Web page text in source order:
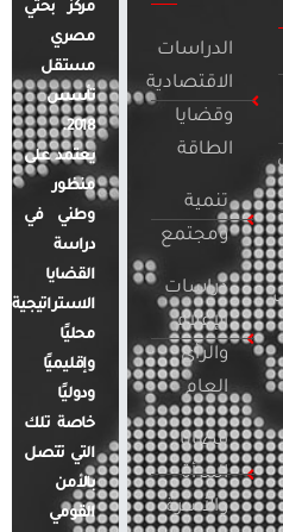
الدراسات
الاقتصادية
وقضايا
الطاقة
تنمية
ومجتمع
دراسات
الإعلام
والرأي
العام
قضايا
المرأة
والأسرة
مركز بحثي
مصري
مستقل
تأسس
2018.
يعتمد على
منظور
وطني في
دراسة
القضايا
الاستراتيجية
محليًا
وإقليميًا
ودوليًا
خاصة تلك
التي تتصل
بالأمن
القومي